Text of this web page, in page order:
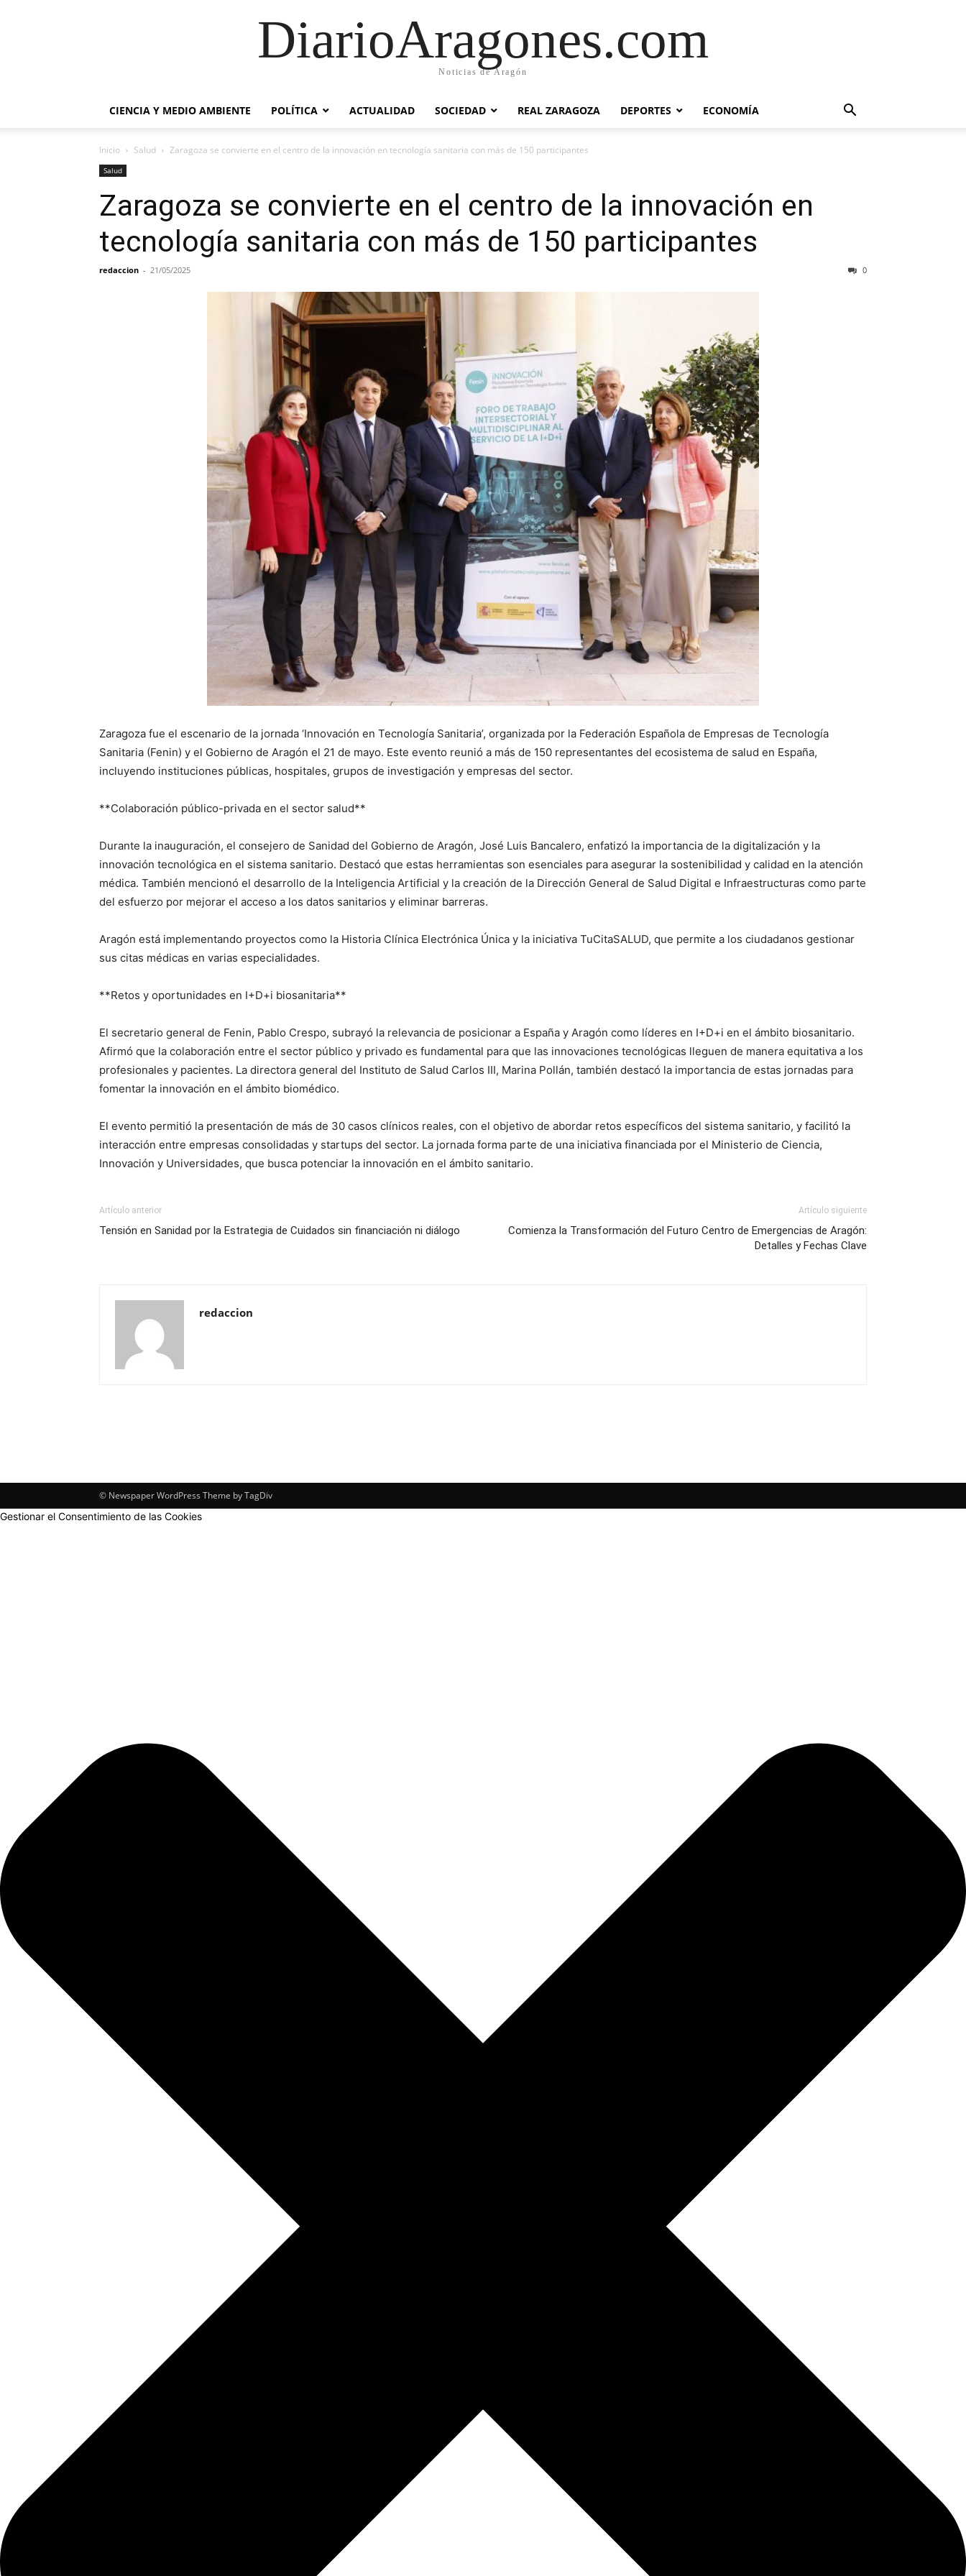
DiarioAragones.com
Noticias de Aragón
CIENCIA Y MEDIO AMBIENTE POLÍTICA ACTUALIDAD SOCIEDAD REAL ZARAGOZA DEPORTES ECONOMÍA
Inicio Salud Zaragoza se convierte en el centro de la innovación en tecnología sanitaria con más de 150 participantes
Salud
Zaragoza se convierte en el centro de la innovación en
tecnología sanitaria con más de 150 participantes
redaccion - 21/05/2025 0
Zaragoza fue el escenario de la jornada ‘Innovación en Tecnología Sanitaria’, organizada por la Federación Española de Empresas de Tecnología
Sanitaria (Fenin) y el Gobierno de Aragón el 21 de mayo. Este evento reunió a más de 150 representantes del ecosistema de salud en España,
incluyendo instituciones públicas, hospitales, grupos de investigación y empresas del sector.
**Colaboración público-privada en el sector salud**
Durante la inauguración, el consejero de Sanidad del Gobierno de Aragón, José Luis Bancalero, enfatizó la importancia de la digitalización y la
innovación tecnológica en el sistema sanitario. Destacó que estas herramientas son esenciales para asegurar la sostenibilidad y calidad en la atención
médica. También mencionó el desarrollo de la Inteligencia Artificial y la creación de la Dirección General de Salud Digital e Infraestructuras como parte
del esfuerzo por mejorar el acceso a los datos sanitarios y eliminar barreras.
Aragón está implementando proyectos como la Historia Clínica Electrónica Única y la iniciativa TuCitaSALUD, que permite a los ciudadanos gestionar
sus citas médicas en varias especialidades.
**Retos y oportunidades en I+D+i biosanitaria**
El secretario general de Fenin, Pablo Crespo, subrayó la relevancia de posicionar a España y Aragón como líderes en I+D+i en el ámbito biosanitario.
Afirmó que la colaboración entre el sector público y privado es fundamental para que las innovaciones tecnológicas lleguen de manera equitativa a los
profesionales y pacientes. La directora general del Instituto de Salud Carlos III, Marina Pollán, también destacó la importancia de estas jornadas para
fomentar la innovación en el ámbito biomédico.
El evento permitió la presentación de más de 30 casos clínicos reales, con el objetivo de abordar retos específicos del sistema sanitario, y facilitó la
interacción entre empresas consolidadas y startups del sector. La jornada forma parte de una iniciativa financiada por el Ministerio de Ciencia,
Innovación y Universidades, que busca potenciar la innovación en el ámbito sanitario.
Artículo anterior
Tensión en Sanidad por la Estrategia de Cuidados sin financiación ni diálogo
Artículo siguiente
Comienza la Transformación del Futuro Centro de Emergencias de Aragón:
Detalles y Fechas Clave
redaccion
© Newspaper WordPress Theme by TagDiv
Gestionar el Consentimiento de las Cookies